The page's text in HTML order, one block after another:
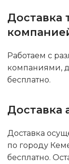
Доставка
Работаем с
компаниями,
бесплатно.
Доставка
Доставка
по городу
бесплатно.